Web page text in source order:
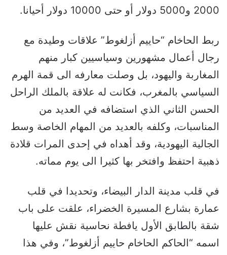
2000 و5000 دولار أو حتى 10000 دولار أحيانا.
ربط الحاخام “حاييم أزلغوط” علاقات وطيدة مع
رجال أعمال مشهورين وسياسيين كبار منهم
المغاربة واليهود، بل وصلت معارفه الى قمة الهرم
السياسي بالمغرب، فكانت له علاقة بالملك الراحل
الحسن الثاني الذي استضافه في العديد من
المناسبات، وكلفه بالعديد من المهام الخاصة وسط
الجالية اليهودية، وقد أهداه في إحدى المرات قلادة
ذهبية احتفظ وافتخر بها كثيرا الى يوم مماته.
في قلب مدينة الدار البيضاء، وتحديدا في قلب
عمارة بشارع المسيرة الخضراء، علقت على باب
شقة بالطابق الأول يافطة نحاسية نقش عليها
اسمه “الحاكم الحاخام حاييم أزلغوط”، وفي هذا